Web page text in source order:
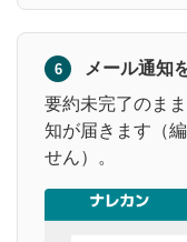
6
メール通知
要約未完了のま
知が届きます（
せん）。